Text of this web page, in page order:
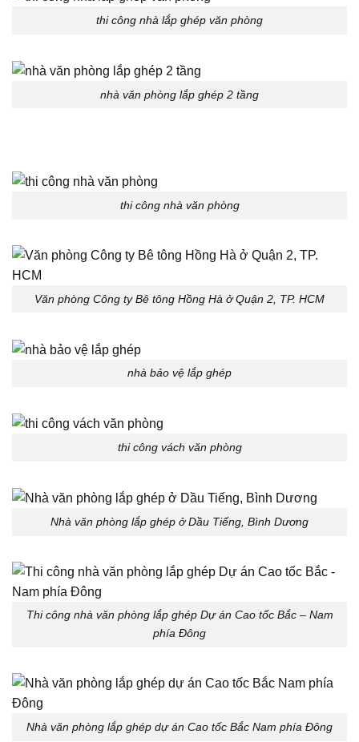
thi công nhà lắp ghép văn phòng
nhà văn phòng lắp ghép 2 tầng
thi công nhà văn phòng
Văn phòng Công ty Bê tông Hồng Hà ở Quận 2, TP. HCM
nhà bảo vệ lắp ghép
thi công vách văn phòng
Nhà văn phòng lắp ghép ở Dầu Tiếng, Bình Dương
Thi công nhà văn phòng lắp ghép Dự án Cao tốc Bắc – Nam
phía Đông
Nhà văn phòng lắp ghép dự án Cao tốc Bắc Nam phía Đông